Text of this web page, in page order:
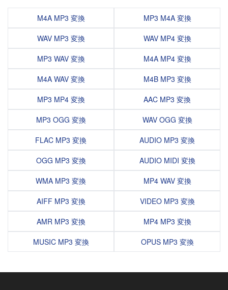
M4A MP3 変換
WAV MP3 変換
MP3 WAV 変換
M4A WAV 変換
MP3 MP4 変換
MP3 OGG 変換
FLAC MP3 変換
OGG MP3 変換
WMA MP3 変換
AIFF MP3 変換
AMR MP3 変換
MUSIC MP3 変換
MP3 M4A 変換
WAV MP4 変換
M4A MP4 変換
M4B MP3 変換
AAC MP3 変換
WAV OGG 変換
AUDIO MP3 変換
AUDIO MIDI 変換
MP4 WAV 変換
VIDEO MP3 変換
MP4 MP3 変換
OPUS MP3 変換